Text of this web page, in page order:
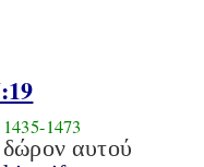
1435-1473
δώρον αυτού